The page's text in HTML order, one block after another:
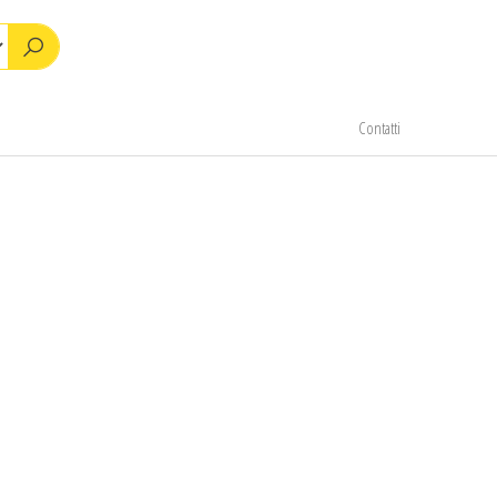
Contatti